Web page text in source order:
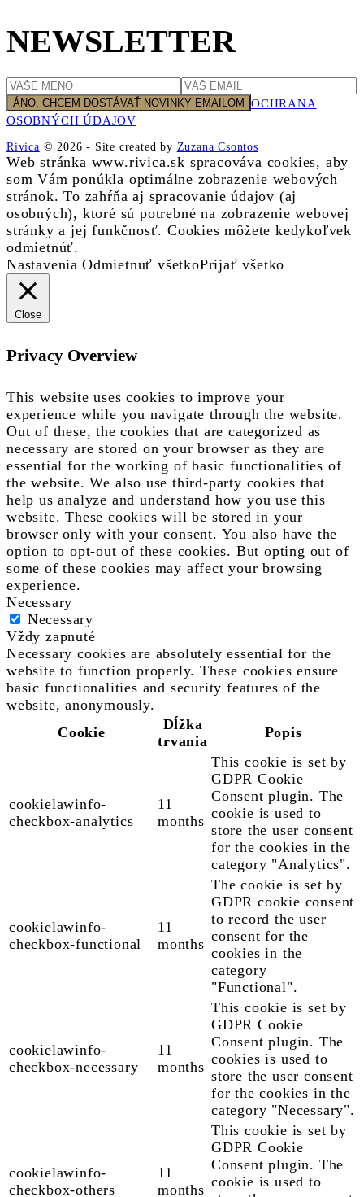
NEWSLETTER
OCHRANA
OSOBNÝCH ÚDAJOV
Rivica © 2026- Site created by Zuzana Csontos
Web stránka www.rivica.sk spracováva cookies, aby
som Vám ponúkla optimálne zobrazenie webových
stránok. To zahŕňa aj spracovanie údajov (aj
osobných), ktoré sú potrebné na zobrazenie webovej
stránky a jej funkčnosť. Cookies môžete kedykoľvek
odmietnúť.
Nastavenia Odmietnuť všetkoPrijať všetko
Close
Privacy Overview
This website uses cookies to improve your
experience while you navigate through the website.
Out of these, the cookies that are categorized as
necessary are stored on your browser as they are
essential for the working of basic functionalities of
the website. We also use third-party cookies that
help us analyze and understand how you use this
website. These cookies will be stored in your
browser only with your consent. You also have the
option to opt-out of these cookies. But opting out of
some of these cookies may affect your browsing
experience.
Necessary
Necessary
Vždy zapnuté
Necessary cookies are absolutely essential for the
website to function properly. These cookies ensure
basic functionalities and security features of the
website, anonymously.
Cookie
Dĺžka
trvania
Popis
cookielawinfo-
checkbox-analytics
11
months
This cookie is set by
GDPR Cookie
Consent plugin. The
cookie is used to
store the user consent
for the cookies in the
category "Analytics".
cookielawinfo-
checkbox-functional
11
months
The cookie is set by
GDPR cookie consent
to record the user
consent for the
cookies in the
category
"Functional".
cookielawinfo-
checkbox-necessary
11
months
This cookie is set by
GDPR Cookie
Consent plugin. The
cookies is used to
store the user consent
for the cookies in the
category "Necessary".
cookielawinfo-
checkbox-others
11
months
This cookie is set by
GDPR Cookie
Consent plugin. The
cookie is used to